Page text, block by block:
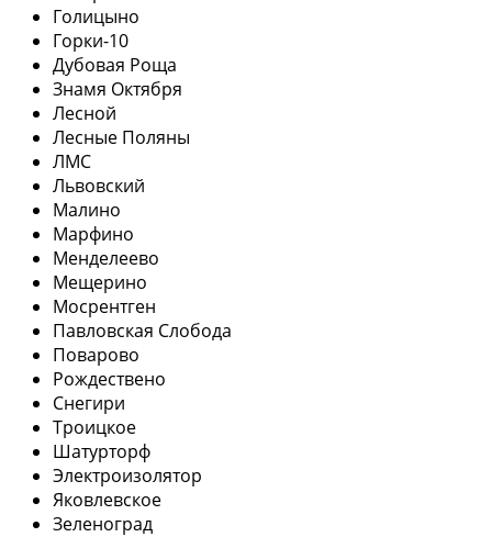
Голицыно
Горки-10
Дубовая Роща
Знамя Октября
Лесной
Лесные Поляны
ЛМС
Львовский
Малино
Марфино
Менделеево
Мещерино
Мосрентген
Павловская Слобода
Поварово
Рождествено
Снегири
Троицкое
Шатурторф
Электроизолятор
Яковлевское
Зеленоград